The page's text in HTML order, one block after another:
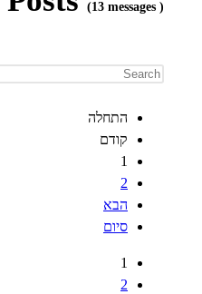
(13 messages )
התחלה
קודם
1
2
הבא
סיום
1
2